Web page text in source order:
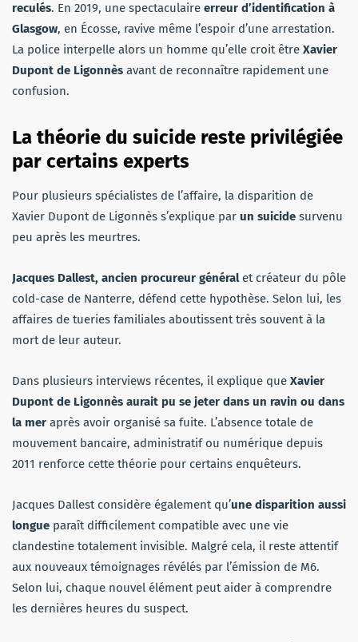
reculés. En 2019, une spectaculaire erreur d’identification à
Glasgow, en Écosse, ravive même l’espoir d’une arrestation.
La police interpelle alors un homme qu’elle croit être Xavier
Dupont de Ligonnès avant de reconnaître rapidement une
confusion.
La théorie du suicide reste privilégiée
par certains experts
Pour plusieurs spécialistes de l’affaire, la disparition de
Xavier Dupont de Ligonnès s’explique par un suicide survenu
peu après les meurtres.
Jacques Dallest, ancien procureur général et créateur du pôle
cold-case de Nanterre, défend cette hypothèse. Selon lui, les
affaires de tueries familiales aboutissent très souvent à la
mort de leur auteur.
Dans plusieurs interviews récentes, il explique que Xavier
Dupont de Ligonnès aurait pu se jeter dans un ravin ou dans
la mer après avoir organisé sa fuite. L’absence totale de
mouvement bancaire, administratif ou numérique depuis
2011 renforce cette théorie pour certains enquêteurs.
Jacques Dallest considère également qu’une disparition aussi
longue paraît difficilement compatible avec une vie
clandestine totalement invisible. Malgré cela, il reste attentif
aux nouveaux témoignages révélés par l’émission de M6.
Selon lui, chaque nouvel élément peut aider à comprendre
les dernières heures du suspect.